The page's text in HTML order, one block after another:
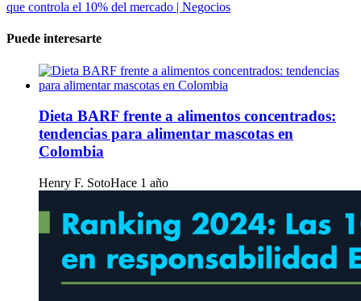
que controla el 10% del mercado | Negocios
Puede interesarte
Dieta BARF frente a alimentos concentrados:
tendencias para alimentar mascotas en
Colombia
Henry F. SotoHace 1 año